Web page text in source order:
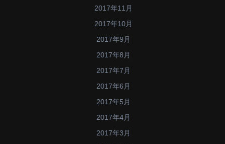
2017年11月
2017年10月
2017年9月
2017年8月
2017年7月
2017年6月
2017年5月
2017年4月
2017年3月